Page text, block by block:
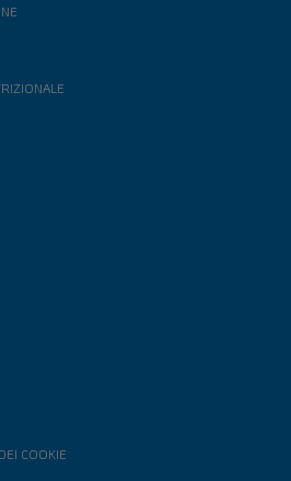
COOKIE